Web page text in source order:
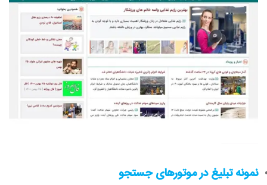
نمونه تبلیغ در موتورهای جستجو